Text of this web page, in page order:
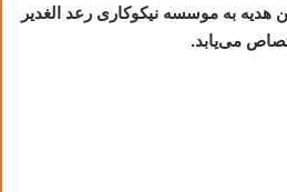
هدیه به موسسه نیکوکاری رعد الغدیر
می‌یابد.